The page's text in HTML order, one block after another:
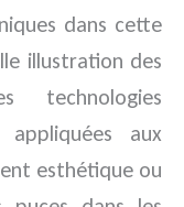
dans cette
illustration des
technologies
aux
esthétique ou